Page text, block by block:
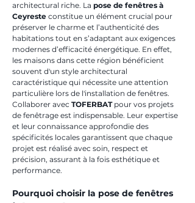
architectural riche. La pose de fenêtres à
Ceyreste constitue un élément crucial pour
préserver le charme et l’authenticité des
habitations tout en s’adaptant aux exigences
modernes d’efficacité énergétique. En effet,
les maisons dans cette région bénéficient
souvent d'un style architectural
caractéristique qui nécessite une attention
particulière lors de l'installation de fenêtres.
Collaborer avec TOFERBAT pour vos projets
de fenêtrage est indispensable. Leur expertise
et leur connaissance approfondie des
spécificités locales garantissent que chaque
projet est réalisé avec soin, respect et
précision, assurant à la fois esthétique et
performance.
Pourquoi choisir la pose de fenêtres